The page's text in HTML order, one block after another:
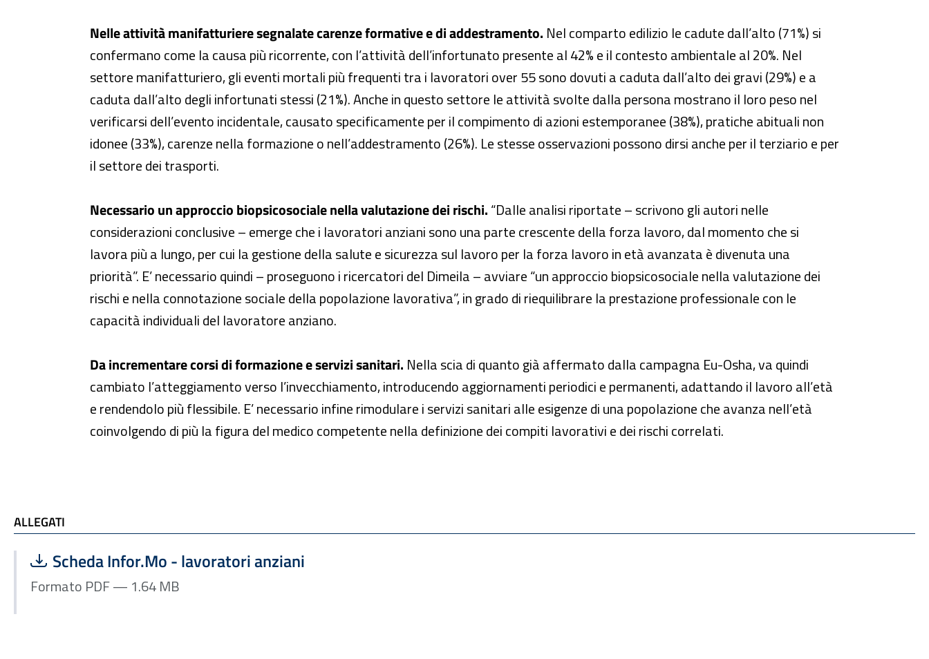
Nelle attività manifatturiere segnalate carenze formative e di addestramento. Nel comparto edilizio le cadute dall’alto (71%) si
confermano come la causa più ricorrente, con l’attività dell’infortunato presente al 42% e il contesto ambientale al 20%. Nel
settore manifatturiero, gli eventi mortali più frequenti tra i lavoratori over 55 sono dovuti a caduta dall’alto dei gravi (29%) e a
caduta dall’alto degli infortunati stessi (21%). Anche in questo settore le attività svolte dalla persona mostrano il loro peso nel
verificarsi dell’evento incidentale, causato specificamente per il compimento di azioni estemporanee (38%), pratiche abituali non
idonee (33%), carenze nella formazione o nell’addestramento (26%). Le stesse osservazioni possono dirsi anche per il terziario e per
il settore dei trasporti.
Necessario un approccio biopsicosociale nella valutazione dei rischi.“Dalle analisi riportate – scrivono gli autori nelle
considerazioni conclusive – emerge che i lavoratori anziani sono una parte crescente della forza lavoro, dal momento che si
lavora più a lungo, per cui la gestione della salute e sicurezza sul lavoro per la forza lavoro in età avanzata è divenuta una
priorità”. E’ necessario quindi – proseguono i ricercatori del Dimeila – avviare “un approccio biopsicosociale nella valutazione dei
rischi e nella connotazione sociale della popolazione lavorativa”, in grado di riequilibrare la prestazione professionale con le
capacità individuali del lavoratore anziano.
Da incrementare corsi di formazione e servizi sanitari. Nella scia di quanto già affermato dalla campagna Eu-Osha, va quindi
cambiato l’atteggiamento verso l’invecchiamento, introducendo aggiornamenti periodici e permanenti, adattando il lavoro all’età
e rendendolo più flessibile. E’ necessario infine rimodulare i servizi sanitari alle esigenze di una popolazione che avanza nell’età
coinvolgendo di più la figura del medico competente nella definizione dei compiti lavorativi e dei rischi correlati.
ALLEGATI
ALLEGATI
Scarica file:
Scheda Infor.Mo - lavoratori anziani
Formato PDF — Dimensione 1.64 MB
Formato PDF — 1.64 MB